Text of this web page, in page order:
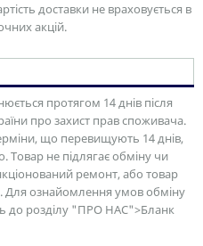
доставки не враховується в
акцій.
протягом 14 днів після
про захист прав споживача.
що перевищують 14 днів,
не підлягає обміну чи
ремонт, або товар
Для ознайомлення умов обміну
до розділу "ПРО НАС">Бланк